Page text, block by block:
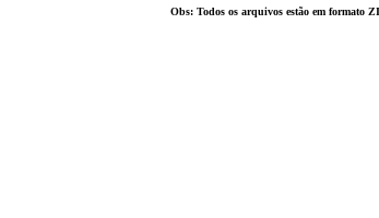
Obs: Todos os arquivos estão em formato